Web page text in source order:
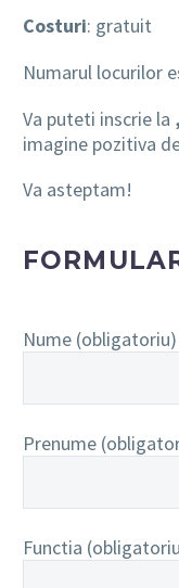
Costuri: gratuit
Numarul locurilor
Va puteti inscrie la
imagine pozitiva
Va asteptam!
Nume (obligatoriu)
Prenume
Functia